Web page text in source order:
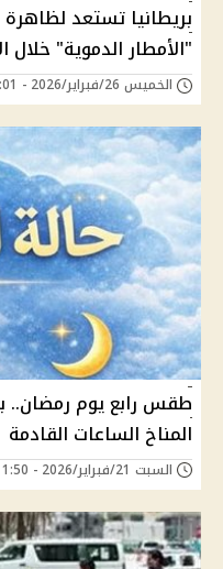
بريطانيا تستعد
"الأمطار الدموية" خلال
الخميس 26/فبراير/2026 - 11:01 م
طقس رابع يوم رمضان..
المناخ الساعات القادمة
السبت 21/فبراير/2026 - 11:50 م